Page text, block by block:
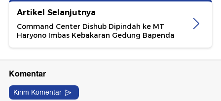
Artikel Selanjutnya
Command Center Dishub Dipindah ke MT
Haryono Imbas Kebakaran Gedung Bapenda